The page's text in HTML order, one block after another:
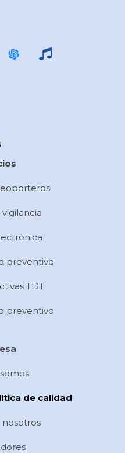
preventivo
TDT
preventivo
de calidad
nosotros